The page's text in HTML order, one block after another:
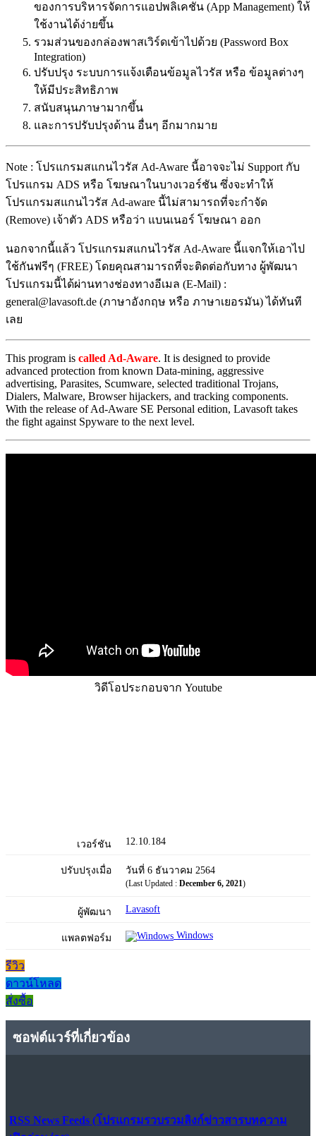
ของการบริหารจัดการแอปพลิเคชัน (App Management) ให้
ใช้งานได้ง่ายขึ้น
รวมส่วนของกล่องพาสเวิร์ดเข้าไปด้วย (Password Box
Integration)
ปรับปรุง ระบบการแจ้งเตือนข้อมูลไวรัส หรือ ข้อมูลต่างๆ
ให้มีประสิทธิภาพ
สนับสนุนภาษามากขึ้น
และการปรับปรุงด้าน อื่นๆ อีกมากมาย
Note : โปรแกรมสแกนไวรัส Ad-Aware นี้อาจจะไม่ Support กับ
โปรแกรม ADS หรือ โฆษณาในบางเวอร์ชัน ซึ่งจะทำให้
โปรแกรมสแกนไวรัส Ad-aware นี้ไม่สามารถที่จะกำจัด
(Remove) เจ้าตัว ADS หรือว่า แบนเนอร์ โฆษณา ออก
นอกจากนี้แล้ว โปรแกรมสแกนไวรัส Ad-Aware นี้แจกให้เอาไป
ใช้กันฟรีๆ (FREE) โดยคุณสามารถที่จะติดต่อกับทาง ผู้พัฒนา
โปรแกรมนี้ได้ผ่านทางช่องทางอีเมล (E-Mail) :
general@lavasoft.de (ภาษาอังกฤษ หรือ ภาษาเยอรมัน) ได้ทันที
เลย
This program is called Ad-Aware. It is designed to provide
advanced protection from known Data-mining, aggressive
advertising, Parasites, Scumware, selected traditional Trojans,
Dialers, Malware, Browser hijackers, and tracking components.
With the release of Ad-Aware SE Personal edition, Lavasoft takes
the fight against Spyware to the next level.
วิดีโอประกอบจาก Youtube
เวอร์ชัน 12.10.184
ปรับปรุงเมื่อ วันที่ 6 ธันวาคม 2564
(Last Updated : December 6, 2021)
ผู้พัฒนา Lavasoft
แพลตฟอร์ม Windows
รีวิว
ดาวน์โหลด
สั่งซื้อ
ซอฟต์แวร์ที่เกี่ยวข้อง
RSS News Feeds (โปรแกรมรวบรวมลิงก์ข่าวสารบทความ